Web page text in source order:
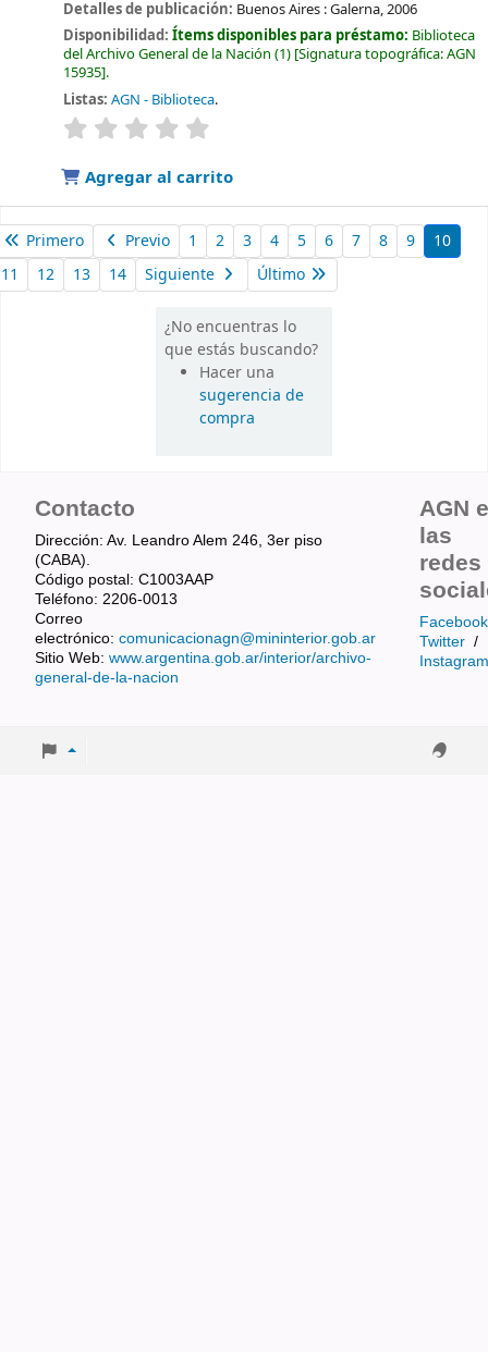
Detalles de publicación: Buenos Aires :Galerna,2006
Disponibilidad:Ítems disponibles para préstamo: Biblioteca
del Archivo General de la Nación (1) Signatura topográfica:AGN
15935 .
Listas: AGN - Biblioteca.
valoración
Agregar al carrito
Primero Previo 1 2 3 4 5 6 7 8 9
10
11
12 13 14 Siguiente Último
¿No encuentras lo
que estás buscando?
Hacer una
sugerencia de
compra
Contacto
Dirección: Av. Leandro Alem 246, 3er piso
(CABA).
Código postal: C1003AAP
Teléfono: 2206-0013
Correo
electrónico: comunicacionagn@mininterior.gob.ar
Sitio Web: www.argentina.gob.ar/interior/archivo-
general-de-la-nacion
AGN
las
redes
Facebook
Twitter /
Instagram